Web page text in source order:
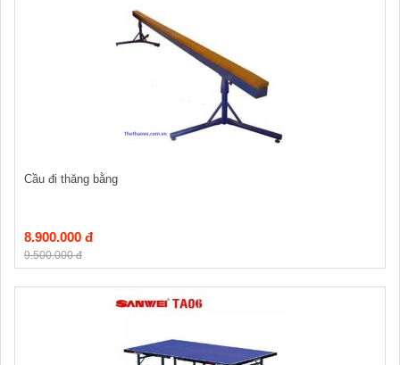
Cầu đi thăng bằng
8.900.000 đ
9.500.000 đ